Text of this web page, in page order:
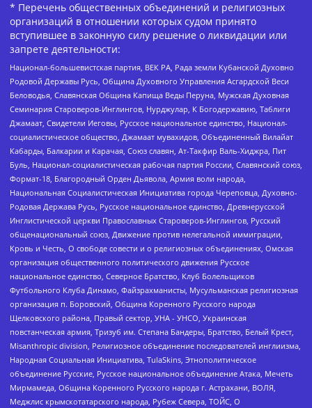
* Перечень общественных объединений и религиозных
организаций в отношении которых судом принято
вступившее в законную силу решение о ликвидации или
запрете деятельности:
Национал-большевистская партия, ВЕК РА, Рада земли Кубанской Духовно
Родовой Державы Русь, Община Духовного Управления Асгардской Веси
Беловодья, Славянская Община Капища Веды Перуна, Мужская Духовная
Семинария Староверов-Инглингов, Нурджулар, К Богодержавию, Таблиги
Джамаат, Свидетели Иеговы, Русское национальное единство, Национал-
социалистическое общество, Джамаат мувахидов, Объединенный Вилайат
Кабарды, Балкарии и Карачая, Союз славян, Ат-Такфир Валь-Хиджра, Пит
Буль, Национал-социалистическая рабочая партия России, Славянский союз,
Формат-18, Благородный Орден Дьявола, Армия воли народа,
Национальная Социалистическая Инициатива города Череповца, Духовно-
Родовая Держава Русь, Русское национальное единство, Древнерусской
Инглистической церкви Православных Староверов-Инглингов, Русский
общенациональный союз, Движение против нелегальной иммиграции,
Кровь и Честь, О свободе совести и о религиозных объединениях, Омская
организация общественного политического движения Русское
национальное единство, Северное Братство, Клуб Болельщиков
Футбольного Клуба Динамо, Файзрахманисты, Мусульманская религиозная
организация п. Боровский, Община Коренного Русского народа
Щелковского района, Правый сектор, УНА - УНСО, Украинская
повстанческая армия, Тризуб им. Степана Бандеры, Братство, Белый Крест,
Misanthropic division, Религиозное объединение последователей инглиизма,
Народная Социальная Инициатива, TulaSkins, Этнополитическое
объединение Русские, Русское национальное объединение Атака, Мечеть
Мирмамеда, Община Коренного Русского народа г. Астрахани, ВОЛЯ,
Меджлис крымскотатарского народа, Рубеж Севера, ТОЙС, О